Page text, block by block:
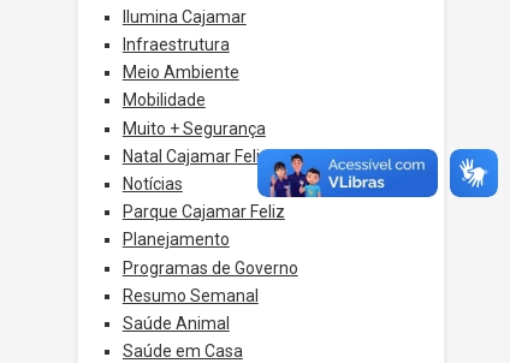
Ilumina Cajamar
Infraestrutura
Meio Ambiente
Mobilidade
Muito + Segurança
Natal Cajamar Feliz
Notícias
Parque Cajamar Feliz
Planejamento
Programas de Governo
Resumo Semanal
Saúde Animal
Saúde em Casa